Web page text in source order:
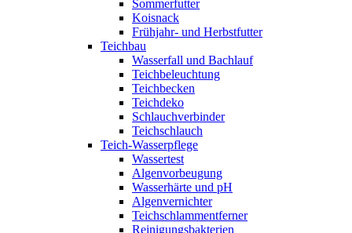
Sommerfutter
Koisnack
Frühjahr- und Herbstfutter
Teichbau
Wasserfall und Bachlauf
Teichbeleuchtung
Teichbecken
Teichdeko
Schlauchverbinder
Teichschlauch
Teich-Wasserpflege
Wassertest
Algenvorbeugung
Wasserhärte und pH
Algenvernichter
Teichschlammentferner
Reinigungsbakterien